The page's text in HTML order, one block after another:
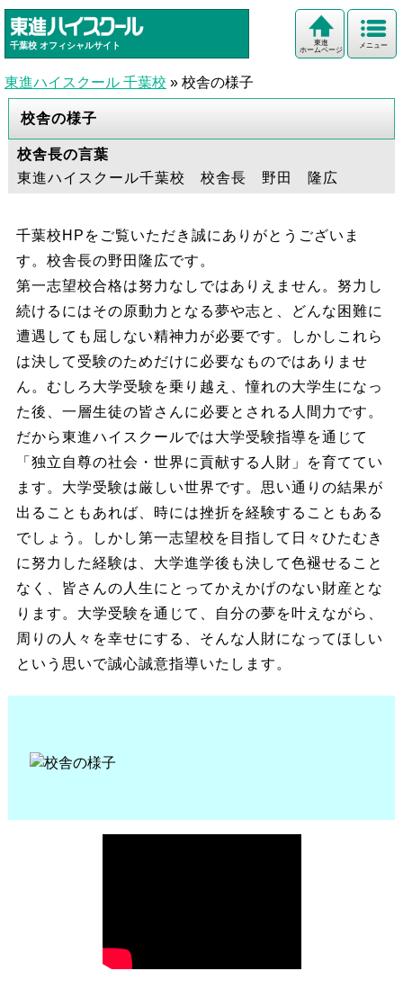
千葉校 オフィシャルサイト メニュー
東進
ホームページ
東進ハイスクール 千葉校 » 校舎の様子
校舎の様子
校舎長の言葉
東進ハイスクール千葉校 校舎長 野田 隆広
千葉校HPをご覧いただき誠にありがとうございま
す。校舎長の野田隆広です。
第一志望校合格は努力なしではありえません。努力し
続けるにはその原動力となる夢や志と、どんな困難に
遭遇しても屈しない精神力が必要です。しかしこれら
は決して受験のためだけに必要なものではありませ
ん。むしろ大学受験を乗り越え、憧れの大学生になっ
た後、一層生徒の皆さんに必要とされる人間力です。
だから東進ハイスクールでは大学受験指導を通じて
「独立自尊の社会・世界に貢献する人財」を育ててい
ます。大学受験は厳しい世界です。思い通りの結果が
出ることもあれば、時には挫折を経験することもある
でしょう。しかし第一志望校を目指して日々ひたむき
に努力した経験は、大学進学後も決して色褪せること
なく、皆さんの人生にとってかえかげのない財産とな
ります。大学受験を通じて、自分の夢を叶えながら、
周りの人々を幸せにする、そんな人財になってほしい
という思いで誠心誠意指導いたします。